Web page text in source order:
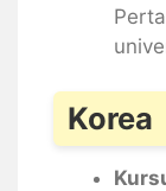
Korea